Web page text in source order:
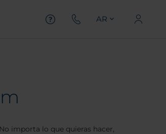
AR
importa lo que quieras hacer,